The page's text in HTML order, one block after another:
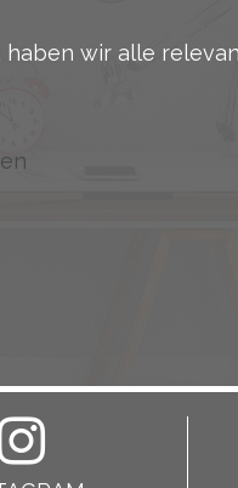
wir alle